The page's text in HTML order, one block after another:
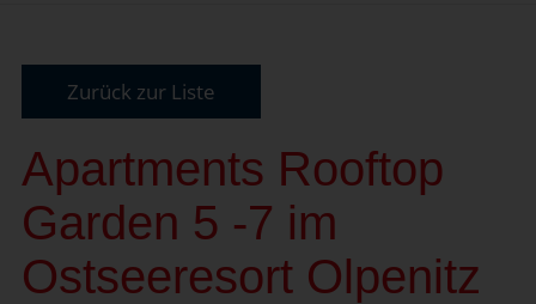
Zurück zur Liste
Apartments Rooftop
Garden 5 -7 im
Ostseeresort Olpenitz